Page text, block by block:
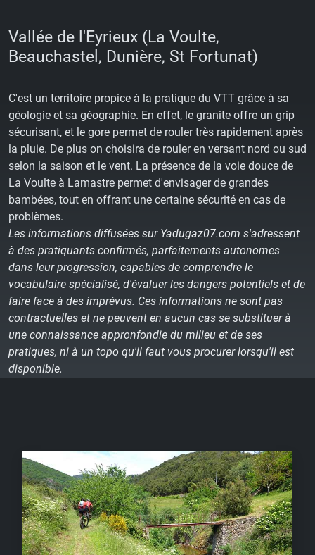
Vallée de l'Eyrieux (La Voulte,
Beauchastel, Dunière, St Fortunat)
C'est un territoire propice à la pratique du VTT grâce à sa
géologie et sa géographie. En effet, le granite offre un grip
sécurisant, et le gore permet de rouler très rapidement après
la pluie. De plus on choisira de rouler en versant nord ou sud
selon la saison et le vent. La présence de la voie douce de
La Voulte à Lamastre permet d'envisager de grandes
bambées, tout en offrant une certaine sécurité en cas de
problèmes.
Les informations diffusées sur Yadugaz07.com s'adressent
à des pratiquants confirmés, parfaitements autonomes
dans leur progression, capables de comprendre le
vocabulaire spécialisé, d'évaluer les dangers potentiels et de
faire face à des imprévus. Ces informations ne sont pas
contractuelles et ne peuvent en aucun cas se substituer à
une connaissance appronfondie du milieu et de ses
pratiques, ni à un topo qu'il faut vous procurer lorsqu'il est
disponible.